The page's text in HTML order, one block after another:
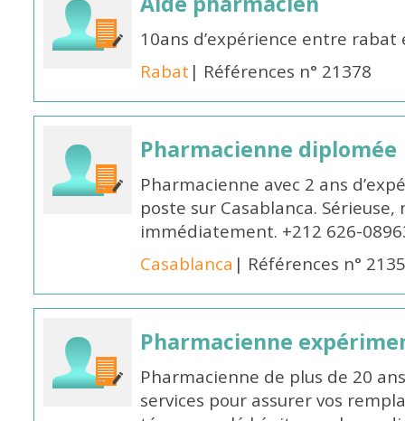
10ans d’expérience entre
Rabat | Références n° 21378
Pharmacienne diplomée
Pharmacienne avec 2 ans
poste sur Casablanca.
immédiatement. +212 626-
Casablanca | Références n°
Pharmacienne
Pharmacienne de plus de 20
services pour assurer vos